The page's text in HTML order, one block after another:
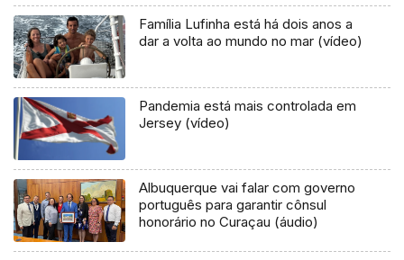
Família Lufinha está há dois anos a
dar a volta ao mundo no mar (vídeo)
Pandemia está mais controlada em
Jersey (vídeo)
Albuquerque vai falar com governo
português para garantir cônsul
honorário no Curaçau (áudio)